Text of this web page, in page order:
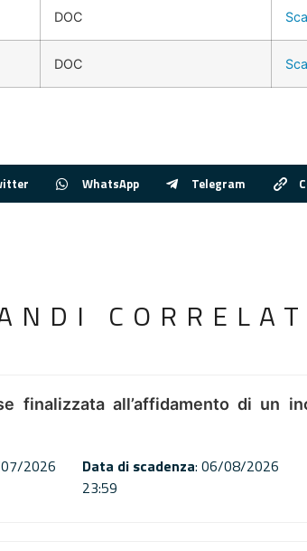
DOC
DOC
WhatsApp Telegram
finalizzata all’affidamento di un
2026
Data di scadenza: 06/08/2026
23:59